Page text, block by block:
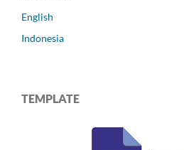
English
Indonesia
TEMPLATE